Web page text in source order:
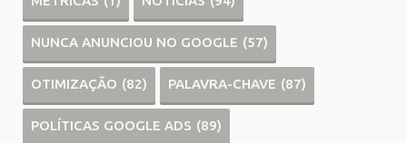
NUNCA ANUNCIOU NO GOOGLE (57)
OTIMIZAÇÃO (82) PALAVRA-CHAVE (87)
POLÍTICAS GOOGLE ADS (89)